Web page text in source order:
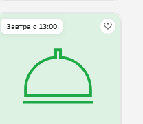
Завтра c 13:00